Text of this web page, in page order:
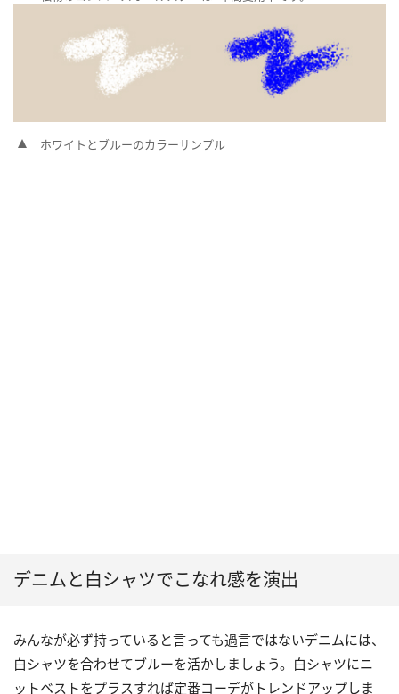
ホワイトとブルーのカラーサンプル
デニムと白シャツでこなれ感を演出
みんなが必ず持っていると言っても過言ではないデニムには、
白シャツを合わせてブルーを活かしましょう。白シャツにニ
ットベストをプラスすれば定番コーデがトレンドアップしま